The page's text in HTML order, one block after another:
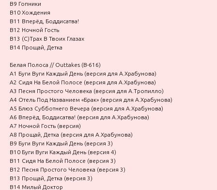
B9 Гопники
B10 Хождения
B11 Вперёд, Боддисатва!
B12 Ночной Гость
B13 (С)Трах В Твоих Глазах
B14 Прощай, Детка
Белая Полоса // Outtakes (В-616)
A1 Буги Вуги Каждый День (версия для А.Храбунова)
A2 Сидя На Белой Полосе (версия для А.Храбунова)
A3 Песня Простого Человека (версия для А.Тропилло)
A4 Отель Под Названием «Брак» (версия для А.Храбунова)
A5 Блюз Субботнего Вечера (версия для А.Храбунова)
A6 Вперёд, Боддисатва! (версия для А.Храбунова)
A7 Ночной Гость (версия)
A8 Прощай, Детка (версия для А.Храбунова)
B9 Буги Вуги Каждый День (версия 3)
B10 Буги Вуги Каждый День (версия 4)
B11 Сидя На Белой Полосе (версия 3)
B12 Песня Простого Человека (версия 3)
B13 Прощай, Детка (версия 3)
B14 Милый Доктор